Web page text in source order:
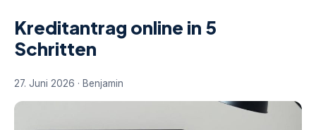
Kreditantrag online in 5
Schritten
27. Juni 2026 · Benjamin